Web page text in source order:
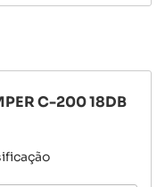
C-200 18DB